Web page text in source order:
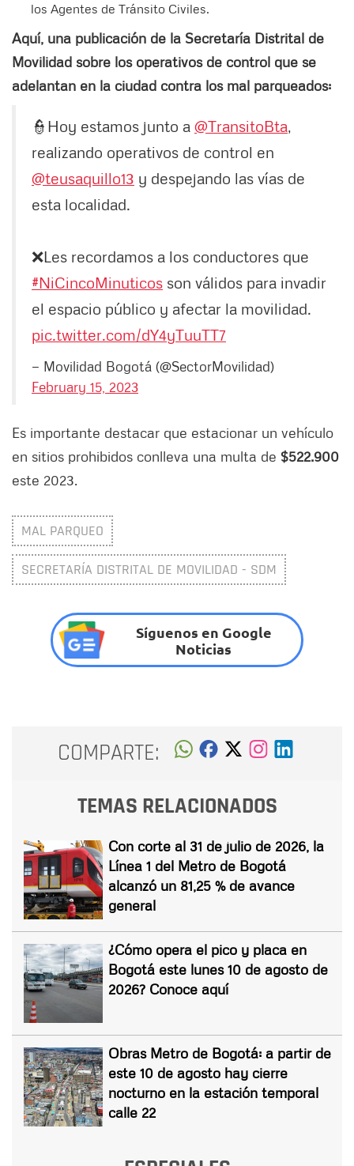
los Agentes de Tránsito Civiles.
Aquí, una publicación de la Secretaría Distrital de
Movilidad sobre los operativos de control que se
adelantan en la ciudad contra los mal parqueados:
👮Hoy estamos junto a @TransitoBta,
realizando operativos de control en
@teusaquillo13 y despejando las vías de
esta localidad.
❌Les recordamos a los conductores que
#NiCincoMinuticos son válidos para invadir
el espacio público y afectar la movilidad.
pic.twitter.com/dY4yTuuTT7
— Movilidad Bogotá (@SectorMovilidad)
February 15, 2023
Es importante destacar que estacionar un vehículo
en sitios prohibidos conlleva una multa de $522.900
este 2023.
MAL PARQUEO
SECRETARÍA DISTRITAL DE MOVILIDAD - SDM
Síguenos en Google
Noticias
COMPARTE:
TEMAS RELACIONADOS
Con corte al 31 de julio de 2026, la
Línea 1 del Metro de Bogotá
alcanzó un 81,25 % de avance
general
¿Cómo opera el pico y placa en
Bogotá este lunes 10 de agosto de
2026? Conoce aquí
Obras Metro de Bogotá: a partir de
este 10 de agosto hay cierre
nocturno en la estación temporal
calle 22